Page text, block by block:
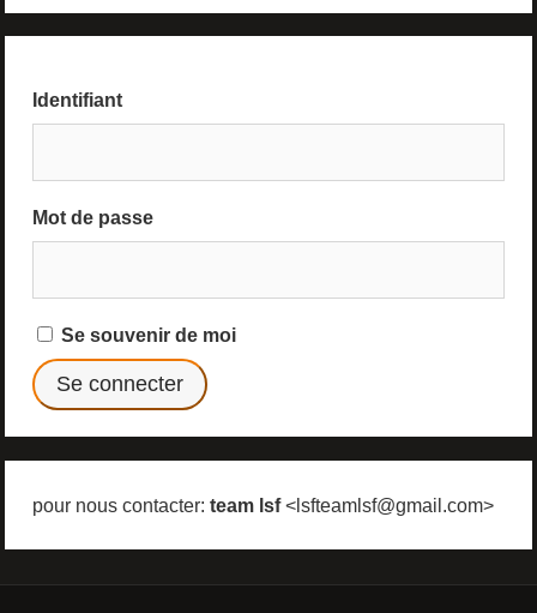
Identifiant
Mot de passe
Se souvenir de moi
pour nous contacter: team lsf<lsfteamlsf@gmail.com>